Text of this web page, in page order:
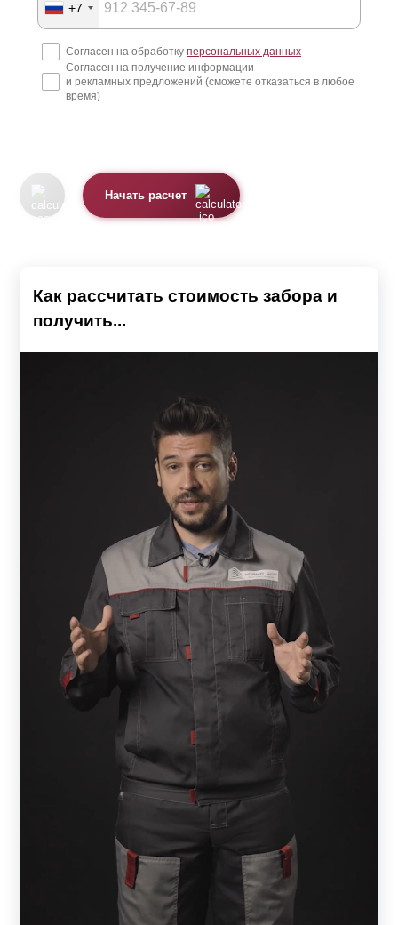
+7
Согласен на обработку персональных данных
Согласен на получение информации
и рекламных предложений (сможете отказаться в любое
время)
Начать расчет
Как рассчитать стоимость забора и
получить...